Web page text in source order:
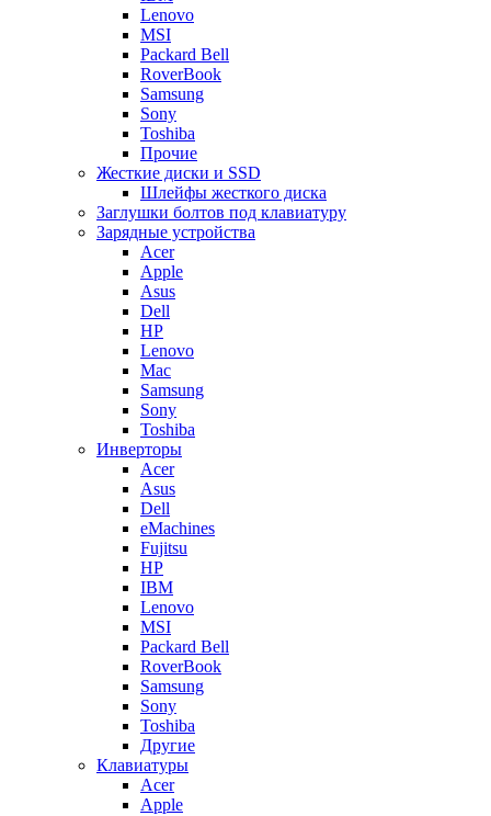
Lenovo
MSI
Packard Bell
RoverBook
Samsung
Sony
Toshiba
Прочие
Жесткие диски и SSD
Шлейфы жесткого диска
Заглушки болтов под клавиатуру
Зарядные устройства
Acer
Apple
Asus
Dell
HP
Lenovo
Mac
Samsung
Sony
Toshiba
Инверторы
Acer
Asus
Dell
eMachines
Fujitsu
HP
IBM
Lenovo
MSI
Packard Bell
RoverBook
Samsung
Sony
Toshiba
Другие
Клавиатуры
Acer
Apple